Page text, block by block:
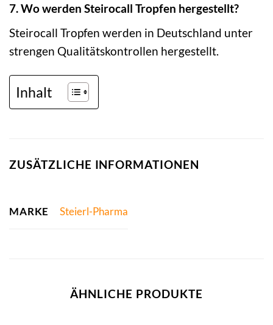
7. Wo werden Steirocall Tropfen hergestellt?
Steirocall Tropfen werden in Deutschland unter
strengen Qualitätskontrollen hergestellt.
Inhalt
ZUSÄTZLICHE INFORMATIONEN
MARKE Steierl-Pharma
ÄHNLICHE PRODUKTE